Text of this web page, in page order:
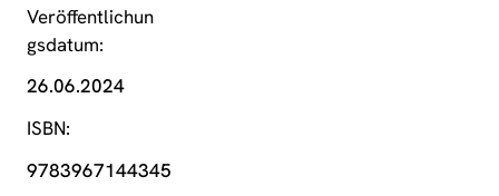
Veröffentlichun
gsdatum
26.06.2024
ISBN
9783967144345